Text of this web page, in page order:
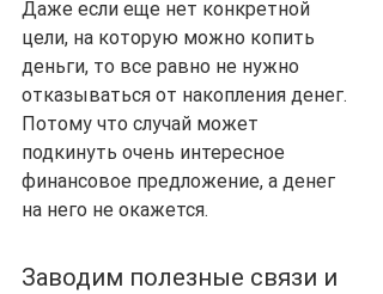
Даже если еще нет конкретной
цели, на которую можно копить
деньги, то все равно не нужно
отказываться от накопления денег.
Потому что случай может
подкинуть очень интересное
финансовое предложение, а денег
на него не окажется.
Заводим полезные связи и